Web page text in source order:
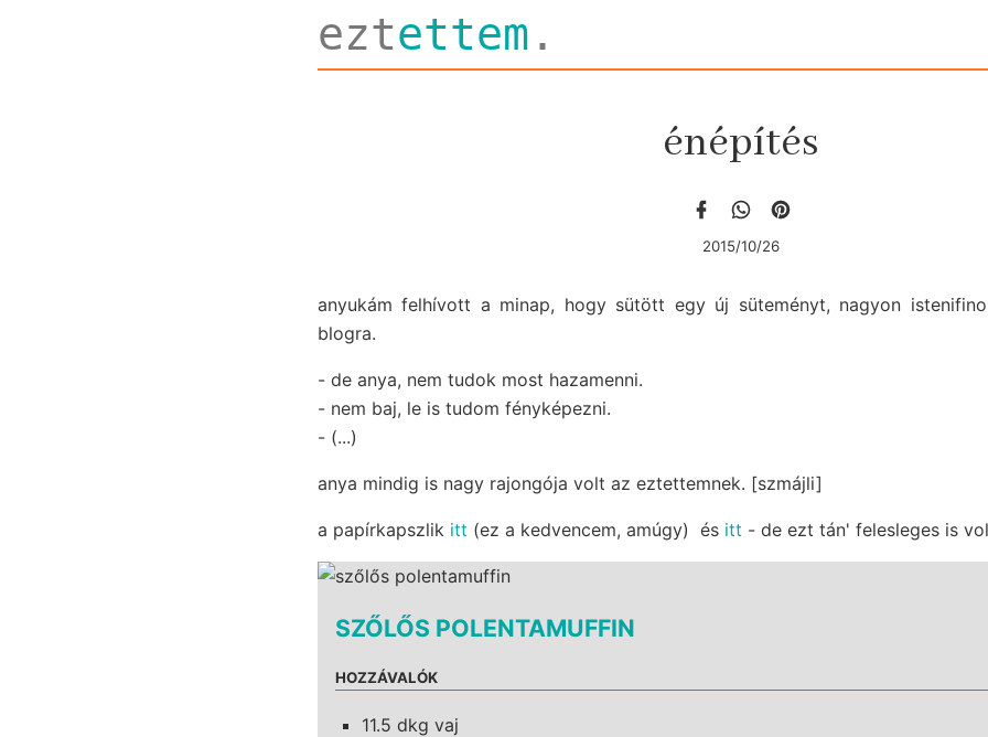
eztettem .
énépítés
2015/10/26
anyukám felhívott a minap, hogy sütött egy új süteményt, nagyon
blogra.
- de anya, nem tudok most hazamenni.
- nem baj, le is tudom fényképezni.
- (...)
anya mindig is nagy rajongója volt az eztettemnek. [szmájli]
a papírkapszlik itt (ez a kedvencem, amúgy) és itt - de ezt tán' felesleges is
SZŐLŐS POLENTAMUFFIN
HOZZÁVALÓK
11.5 dkg vaj